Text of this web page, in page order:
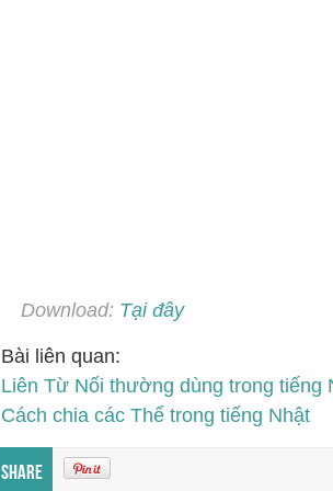
Download: Tại đây
Bài liên quan:
Liên Từ Nối thường dùng trong tiếng
Cách chia các Thể trong tiếng Nhật
Share